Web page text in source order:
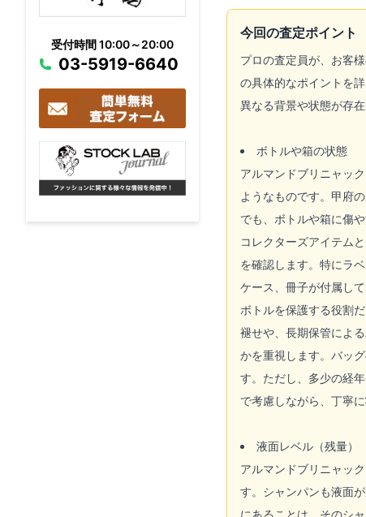
受付時間 10:00～20:00
03-5919-6640
今回の査定ポイント
プロの査定員が、お客
の具体的なポイントを
異なる背景や状態が存
ボトルや箱の状態
アルマンドブリニャッ
ようなものです。甲府
でも、ボトルや箱に傷
コレクターズアイテム
を確認します。特にラ
ケース、冊子が付属し
ボトルを保護する役割
褪せや、長期保管によ
かを重視します。バッ
す。ただし、多少の経
で考慮しながら、丁寧
液面レベル（残量）
アルマンドブリニャッ
す。シャンパンも液面
にあることは、そのシ